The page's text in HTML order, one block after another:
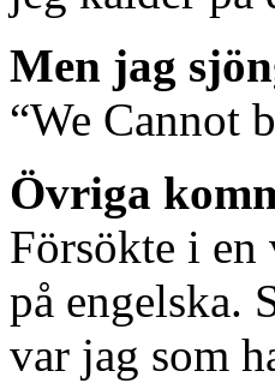
Men jag
“We Cannot
Övriga
Försökte i en
på engelska.
var jag som